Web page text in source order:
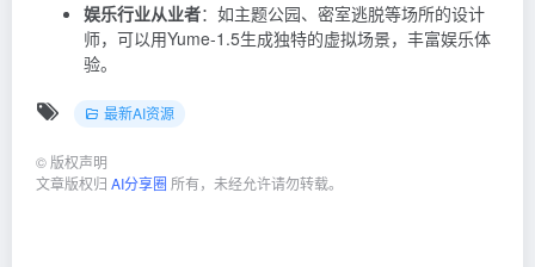
娱乐行业从业者：如主题公园、密室逃脱等场所的设计
师，可以用Yume-1.5生成独特的虚拟场景，丰富娱乐体
验。
最新AI资源
© 版权声明
文章版权归 AI分享圈 所有，未经允许请勿转载。